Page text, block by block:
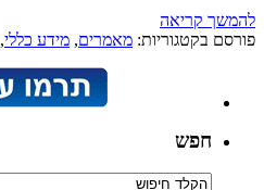
להמשך קריאה
פורסם בקטגוריות: מאמרים, מידע כללי,
חפש